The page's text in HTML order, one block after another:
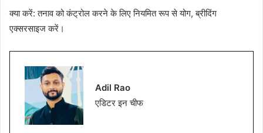
क्या करें: तनाव को कंट्रोल करने के लिए नियमित रूप से योग, ब्रीदिंग
एक्सरसाइज करें।
Adil Rao
एडिटर इन चीफ